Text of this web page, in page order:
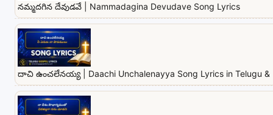
నమ్మదగిన దేవుడవే | Nammadagina Devudave Song Lyrics
దాచి ఉంచలేనయ్య | Daachi Unchalenayya Song Lyrics in Telugu &